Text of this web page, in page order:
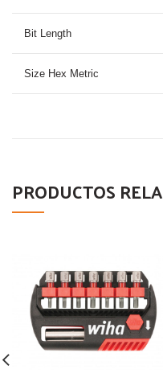
Bit Length
Size Hex Metric
PRODUCTOS